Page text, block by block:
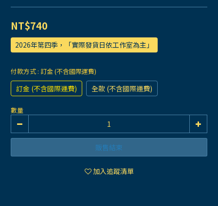
NT$740
2026年第四季，「實際發貨日依工作室為主」
付款方式 : 訂金 (不含國際運費)
訂金 (不含國際運費) 全款 (不含國際運費)
數量
販售結束
加入追蹤清單